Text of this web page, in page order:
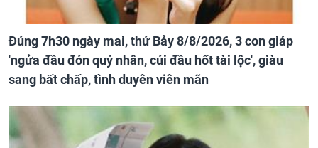
Đúng 7h30 ngày mai, thứ Bảy 8/8/2026, 3 con giáp
'ngửa đầu đón quý nhân, cúi đầu hốt tài lộc', giàu
sang bất chấp, tình duyên viên mãn